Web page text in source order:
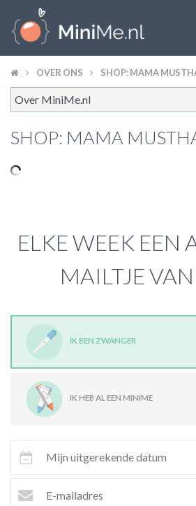
ZWANGER WORDEN
ZWANGER
BABY
PEUTER
LIFESTYLE
DOEN MET KINDEREN
ACTIES & KORTING
OVER ONS SHOP: MAMA
Over MiniMe.nl
SHOP: MAMA
ELKE WEEK EEN
MAILTJE
IK BEN ZWANGER
IK HEB AL EEN MINIME